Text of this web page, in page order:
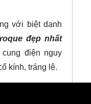
với biệt danh
đẹp nhất
cung điện nguy
kính, tráng lệ.